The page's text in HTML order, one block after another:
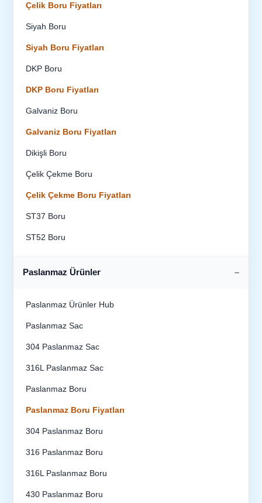
Çelik Boru Fiyatları
Siyah Boru
Siyah Boru Fiyatları
DKP Boru
DKP Boru Fiyatları
Galvaniz Boru
Galvaniz Boru Fiyatları
Dikişli Boru
Çelik Çekme Boru
Çelik Çekme Boru Fiyatları
ST37 Boru
ST52 Boru
Paslanmaz Ürünler
Paslanmaz Ürünler Hub
Paslanmaz Sac
304 Paslanmaz Sac
316L Paslanmaz Sac
Paslanmaz Boru
Paslanmaz Boru Fiyatları
304 Paslanmaz Boru
316 Paslanmaz Boru
316L Paslanmaz Boru
430 Paslanmaz Boru